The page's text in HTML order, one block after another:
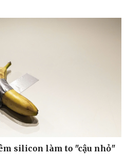
silicon làm to "cậu nhỏ"